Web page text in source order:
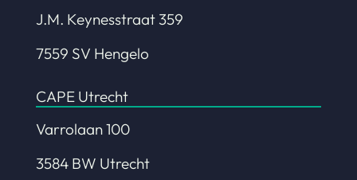
J.M. Keynesstraat 359
7559 SV Hengelo
CAPE Utrecht
Varrolaan 100
3584 BW Utrecht